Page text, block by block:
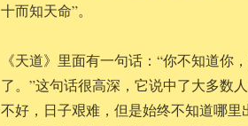
十而知天命”。
《天道》里面有一句话：“你不知道你
了。”这句话很高深，它说中了大多数
不好，日子艰难，但是始终不知道哪